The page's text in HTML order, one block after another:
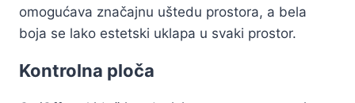
omogućava značajnu uštedu prostora, a bela
boja se lako estetski uklapa u svaki prostor.
Kontrolna ploča